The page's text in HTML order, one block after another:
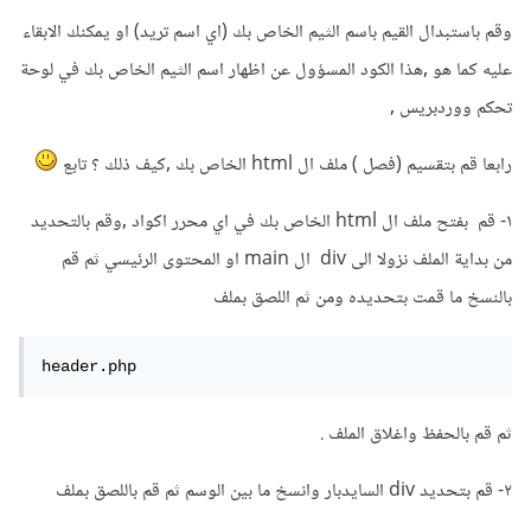
وقم باستبدال القيم باسم الثيم الخاص بك (اي اسم تريد) او يمكنك الابقاء
عليه كما هو ,هذا الكود المسؤول عن اظهار اسم الثيم الخاص بك في لوحة
تحكم ووردبريس ,
رابعا قم بتقسيم (فصل ) ملف ال html الخاص بك ,كيف ذلك ؟ تابع
١- قم بفتح ملف ال html الخاص بك في اي محرر اكواد ,وقم بالتحديد
من بداية الملف نزولا الى div ال main او المحتوى الرئيسي ثم قم
بالنسخ ما قمت بتحديده ومن ثم اللصق بملف
header.php
ثم قم بالحفظ واغلاق الملف .
٢- قم بتحديد div السايدبار وانسخ ما بين الوسم ثم قم باللصق بملف